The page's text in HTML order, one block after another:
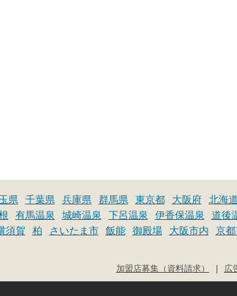
県 千葉県 兵庫県 群馬県 東京都 大阪府 北海道
有馬温泉 城崎温泉 下呂温泉 伊香保温泉 道後
須賀 柏 さいたま市 飯能 御殿場 大阪市内 京
広
|
加盟店募集（資料請求）